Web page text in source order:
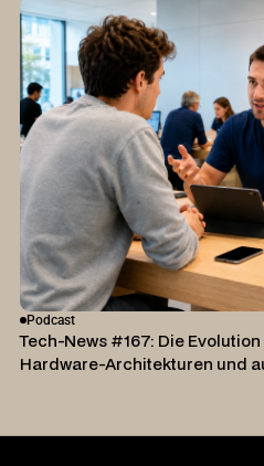
Podcast
Tech-News #167: Die
Hardware-Architekturen und